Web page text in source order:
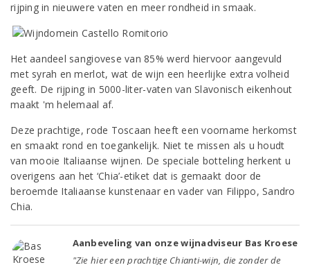
rijping in nieuwere vaten en meer rondheid in smaak.
Het aandeel sangiovese van 85% werd hiervoor aangevuld
met syrah en merlot, wat de wijn een heerlijke extra volheid
geeft. De rijping in 5000-liter-vaten van Slavonisch eikenhout
maakt 'm helemaal af.
Deze prachtige, rode Toscaan heeft een voorname herkomst
en smaakt rond en toegankelijk. Niet te missen als u houdt
van mooie Italiaanse wijnen. De speciale botteling herkent u
overigens aan het ‘Chia’-etiket dat is gemaakt door de
beroemde Italiaanse kunstenaar en vader van Filippo, Sandro
Chia.
Aanbeveling van onze wijnadviseur Bas Kroese
"Zie hier een prachtige Chianti-wijn, die zonder de